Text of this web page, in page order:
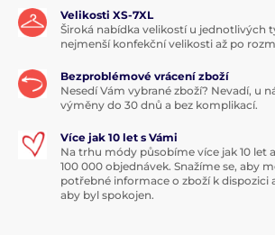
Velikosti XS-7XL
Široká nabídka velikostí u jednotlivých
nejmenší konfekční velikosti až po
Bezproblémové vrácení zboží
Nesedí Vám vybrané zboží? Nevadí, u
výměny do 30 dnů a bez komplikací.
Více jak 10 let s Vámi
Na trhu módy působíme více jak 10 let
100 000 objednávek. Snažíme se, aby
potřebné informace o zboží k dispozici
aby byl spokojen.